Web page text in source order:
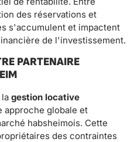
des réservations et
s'accumulent et impactent
de l'investissement.
PARTENAIRE
gestion locative
approche globale et
habsheimois. Cette
des contraintes